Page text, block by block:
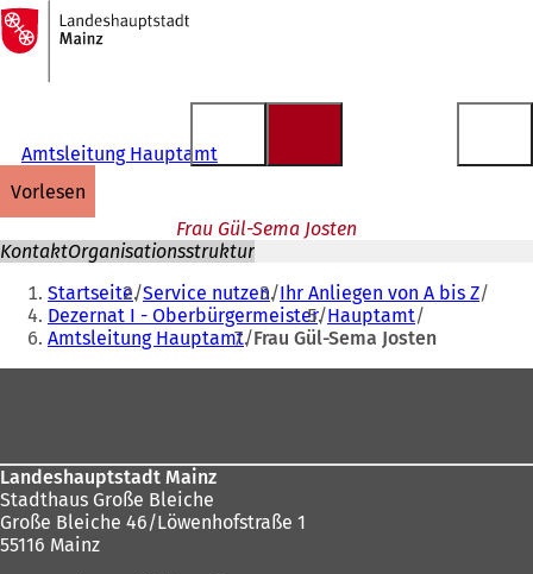
Inhalt anspringen
Zur
Startseite
Amtsleitung Hauptamt
vorlesen
Frau Gül-Sema Josten
KontaktOrganisationsstruktur
Sie
befinden
sich
hier:
Startseite Service nutzen Ihr Anliegen von A bis Z
Dezernat I - Oberbürgermeister Hauptamt
Amtsleitung Hauptamt Frau Gül-Sema Josten
Landeshauptstadt Mainz
Stadthaus Große Bleiche
Große Bleiche 46/Löwenhofstraße 1
55116 Mainz